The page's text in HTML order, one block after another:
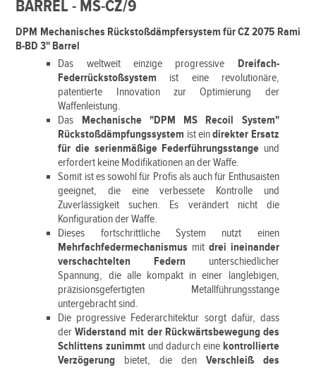
BARREL - MS-CZ/9
DPM Mechanisches Rückstoßdämpfersystem für CZ 2075 Rami
B-BD 3" Barrel
Das weltweit einzige progressive Dreifach-
Federrückstoßsystem ist eine revolutionäre,
patentierte Innovation zur Optimierung der
Waffenleistung.
Das Mechanische "DPM MS Recoil System"
Rückstoßdämpfungssystem ist eindirekter Ersatz
für die serienmäßige Federführungsstange und
erfordert keine Modifikationen an der Waffe.
Somit ist es sowohl für Profis als auch für Enthusaisten
geeignet, die eine verbessete Kontrolle und
Zuverlässigkeit suchen. Es verändert nicht die
Konfiguration der Waffe.
Dieses fortschrittliche System nutzt einen
Mehrfachfedermechanismus mit drei ineinander
verschachtelten Federn unterschiedlicher
Spannung, die alle kompakt in einer langlebigen,
präzisionsgefertigten Metallführungsstange
untergebracht sind.
Die progressive Federarchitektur sorgt dafür, dass
derWiderstand mit der Rückwärtsbewegung des
Schlittens zunimmt und dadurch eine kontrollierte
Verzögerung bietet, die den Verschleiß des